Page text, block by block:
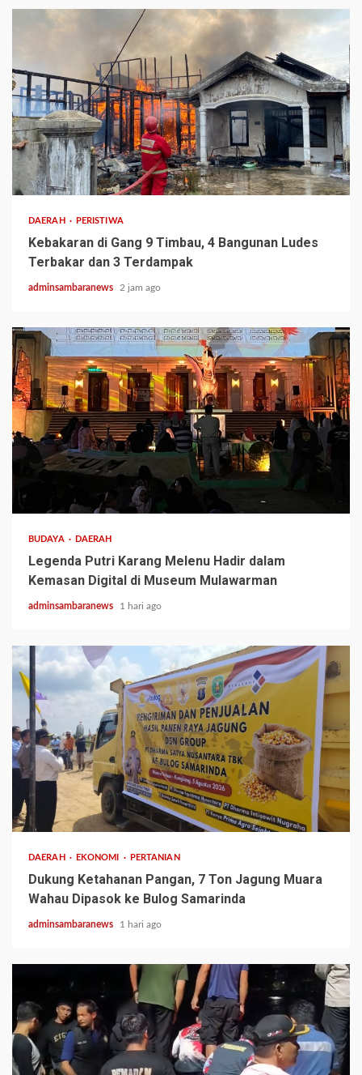
2 min read
DAERAH PERISTIWA
Kebakaran di Gang 9 Timbau, 4 Bangunan Ludes
Terbakar dan 3 Terdampak
adminsambaranews 2 jam ago
BUDAYA DAERAH
Legenda Putri Karang Melenu Hadir dalam
Kemasan Digital di Museum Mulawarman
adminsambaranews 1 hari ago
1 min read
DAERAH EKONOMI PERTANIAN
Dukung Ketahanan Pangan, 7 Ton Jagung Muara
Wahau Dipasok ke Bulog Samarinda
adminsambaranews 1 hari ago